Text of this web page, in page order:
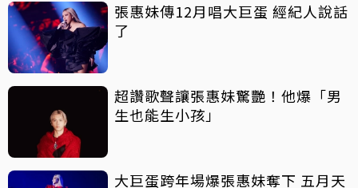
張惠妹傳12月唱大巨蛋 經紀人說話
了
超讚歌聲讓張惠妹驚艷！他爆「男
生也能生小孩」
大巨蛋跨年場爆張惠妹奪下 五月天